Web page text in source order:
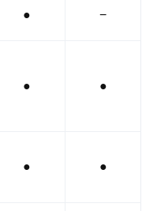
● −
● ●
● ●